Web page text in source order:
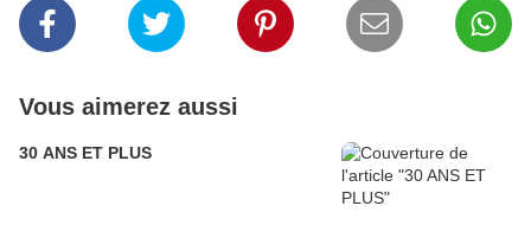
Vous aimerez aussi
30 ANS ET PLUS